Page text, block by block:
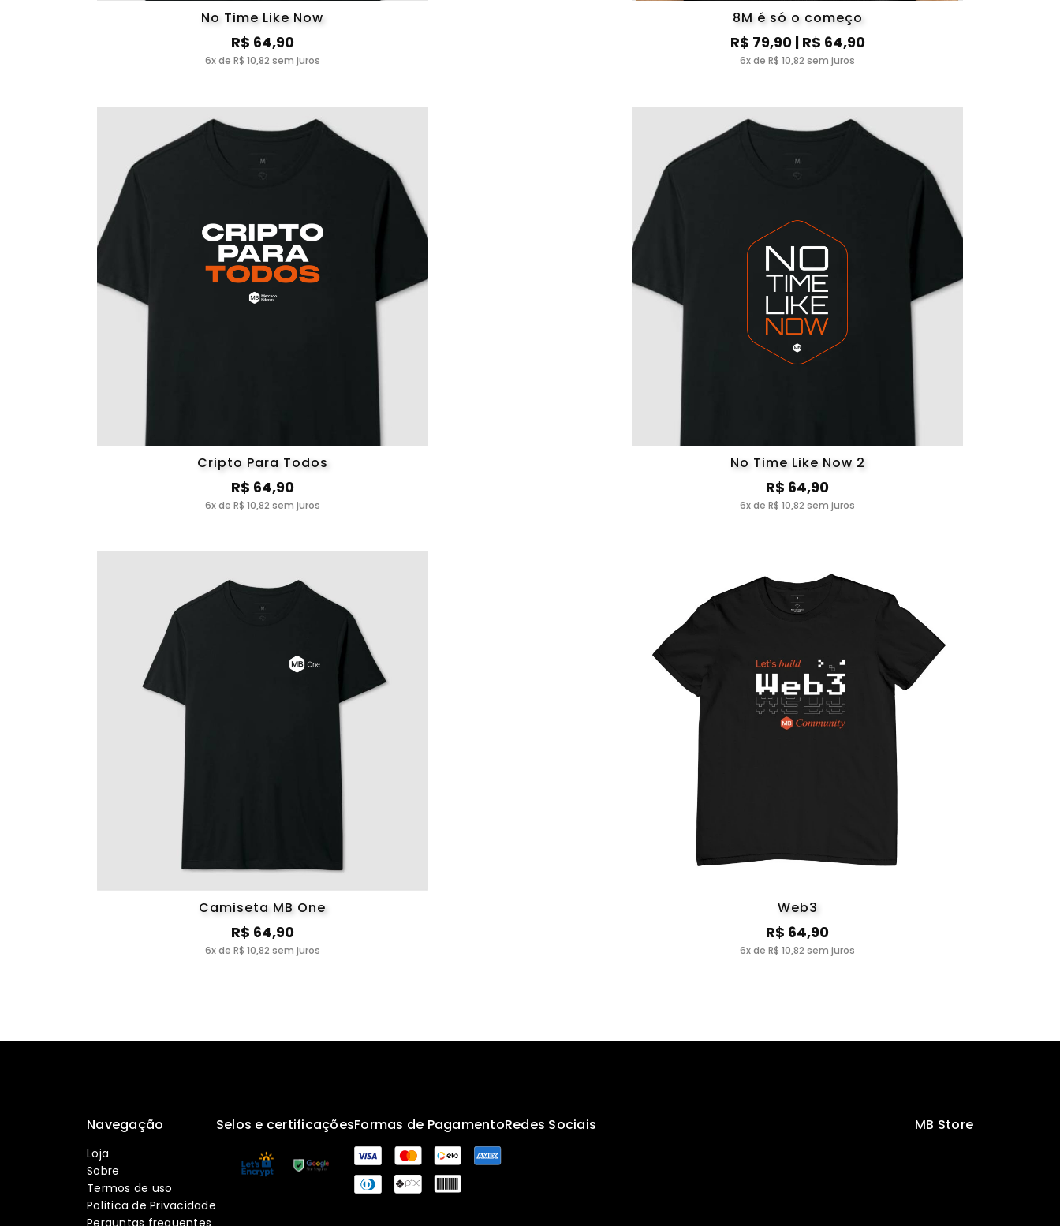
No Time Like Now
R$ 64,90
6x de R$ 10,82 sem juros
8M é só o começo
R$ 79,90| R$ 64,90
6x de R$ 10,82 sem juros
Cripto Para Todos
R$ 64,90
6x de R$ 10,82 sem juros
No Time Like Now 2
R$ 64,90
6x de R$ 10,82 sem juros
Camiseta MB One
R$ 64,90
6x de R$ 10,82 sem juros
Web3
R$ 64,90
6x de R$ 10,82 sem juros
Navegação
Loja
Sobre
Termos de uso
Política de Privacidade
Selos e certificaçõesFormas de PagamentoRedes Sociais MB Store